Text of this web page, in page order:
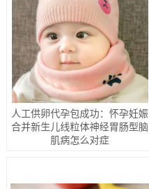
人工供卵代孕包成功：怀孕妊娠
合并新生儿线粒体神经胃肠型脑
肌病怎么对症